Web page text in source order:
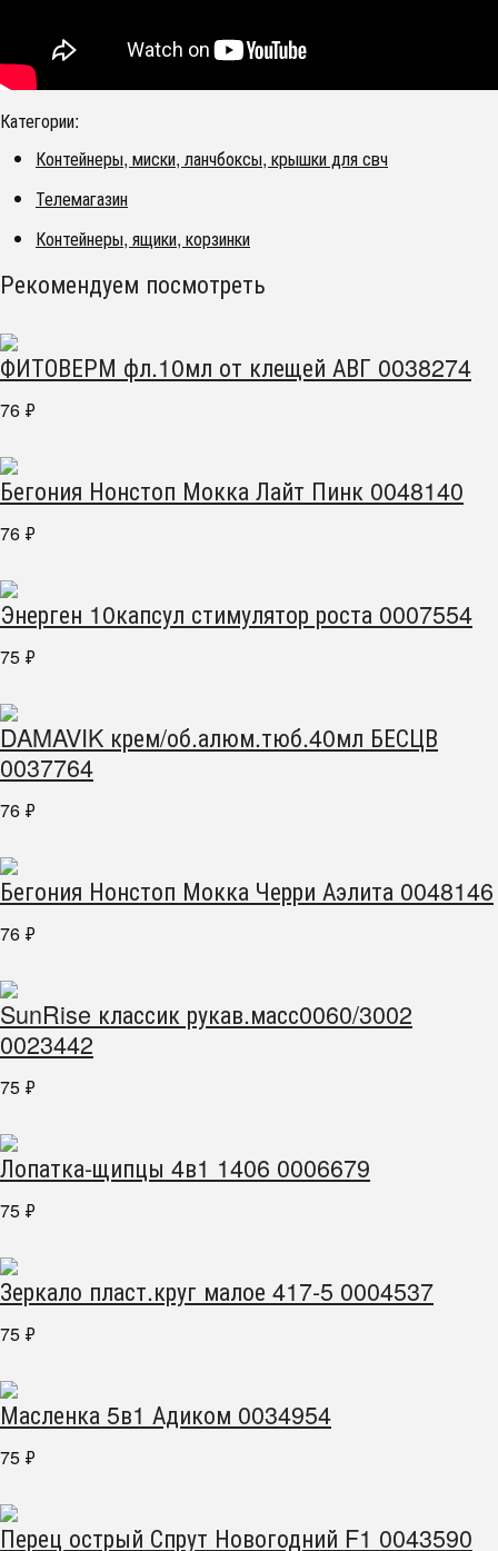
Категории:
Контейнеры, миски, ланчбоксы, крышки для свч
Телемагазин
Контейнеры, ящики, корзинки
Рекомендуем посмотреть
ФИТОВЕРМ фл.10мл от клещей АВГ 0038274
76 ₽
Бегония Нонстоп Мокка Лайт Пинк 0048140
76 ₽
Энерген 10капсул стимулятор роста 0007554
75 ₽
DAMAVIK крем/об.алюм.тюб.40мл БЕСЦВ
0037764
76 ₽
Бегония Нонстоп Мокка Черри Аэлита 0048146
76 ₽
SunRise классик рукав.масс0060/3002
0023442
75 ₽
Лопатка-щипцы 4в1 1406 0006679
75 ₽
Зеркало пласт.круг малое 417-5 0004537
75 ₽
Масленка 5в1 Адиком 0034954
75 ₽
Перец острый Спрут Новогодний F1 0043590